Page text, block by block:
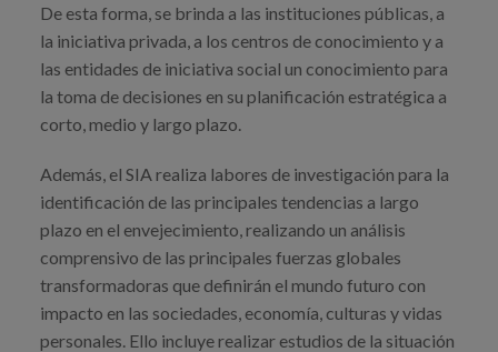
De esta forma, se brinda a las instituciones públicas, a
la iniciativa privada, a los centros de conocimiento y a
las entidades de iniciativa social un conocimiento para
la toma de decisiones en su planificación estratégica a
corto, medio y largo plazo.
Además, el SIA realiza labores de investigación para la
identificación de las principales tendencias a largo
plazo en el envejecimiento, realizando un análisis
comprensivo de las principales fuerzas globales
transformadoras que definirán el mundo futuro con
impacto en las sociedades, economía, culturas y vidas
personales. Ello incluye realizar estudios de la situación